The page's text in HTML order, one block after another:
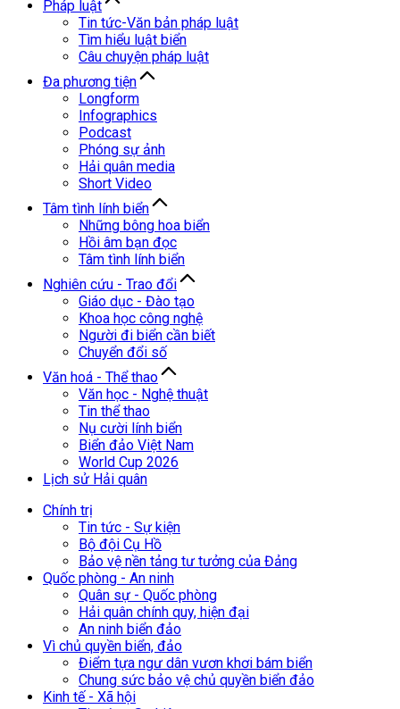
Pháp luật
Tin tức-Văn bản pháp luật
Tìm hiểu luật biển
Câu chuyện pháp luật
Đa phương tiện
Longform
Infographics
Podcast
Phóng sự ảnh
Hải quân media
Short Video
Tâm tình lính biển
Những bông hoa biển
Hồi âm bạn đọc
Tâm tình lính biển
Nghiên cứu - Trao đổi
Giáo dục - Đào tạo
Khoa học công nghệ
Người đi biển cần biết
Chuyển đổi số
Văn hoá - Thể thao
Văn học - Nghệ thuật
Tin thể thao
Nụ cười lính biển
Biển đảo Việt Nam
World Cup 2026
Lịch sử Hải quân
Chính trị
Tin tức - Sự kiện
Bộ đội Cụ Hồ
Bảo vệ nền tảng tư tưởng của Đảng
Quốc phòng - An ninh
Quân sự - Quốc phòng
Hải quân chính quy, hiện đại
An ninh biển đảo
Vì chủ quyền biển, đảo
Điểm tựa ngư dân vươn khơi bám biển
Chung sức bảo vệ chủ quyền biển đảo
Kinh tế - Xã hội